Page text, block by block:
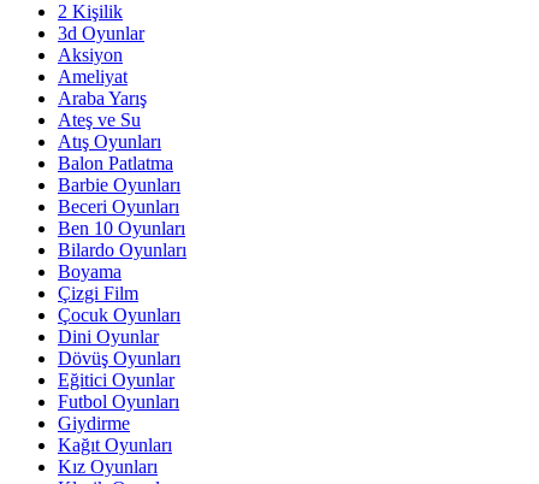
2 Kişilik
3d Oyunlar
Aksiyon
Ameliyat
Araba Yarış
Ateş ve Su
Atış Oyunları
Balon Patlatma
Barbie Oyunları
Beceri Oyunları
Ben 10 Oyunları
Bilardo Oyunları
Boyama
Çizgi Film
Çocuk Oyunları
Dini Oyunlar
Dövüş Oyunları
Eğitici Oyunlar
Futbol Oyunları
Giydirme
Kağıt Oyunları
Kız Oyunları